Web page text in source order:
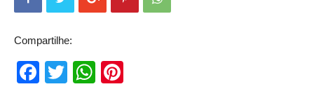
Compartilhe:
Facebook
TwitterWhatsApp